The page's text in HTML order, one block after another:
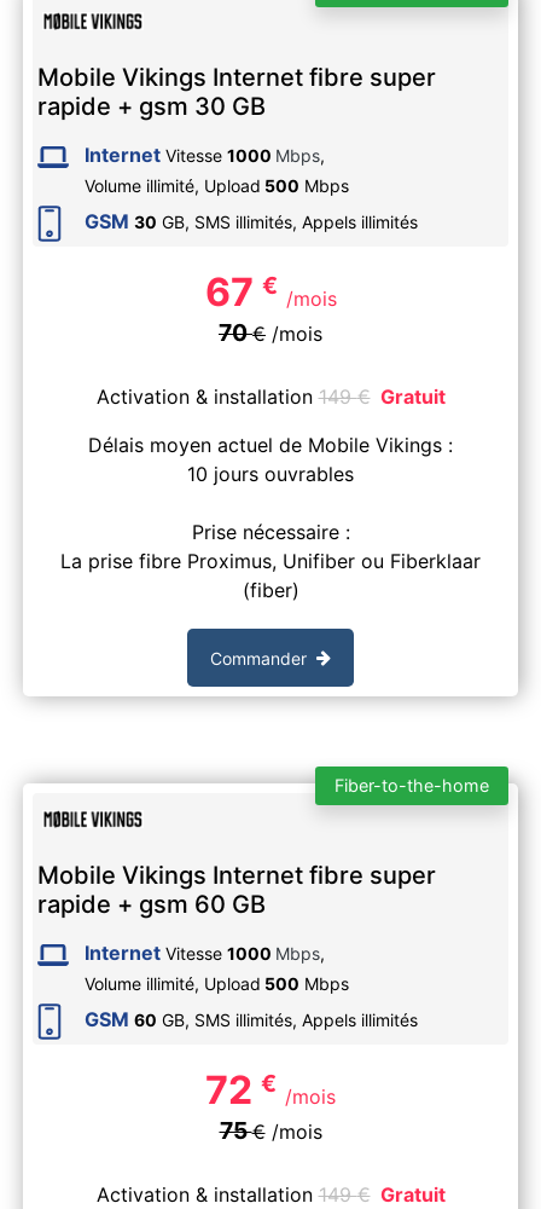
Mobile Vikings Internet fibre super
rapide + gsm 30 GB
Internet Vitesse 1000 Mbps,
Volume illimité, Upload 500 Mbps
GSM 30 GB, SMS illimités, Appels illimités
67 € /mois
70€ /mois
Activation & installation149€ Gratuit
Délais moyen actuel de Mobile Vikings :
10 jours ouvrables
Prise nécessaire :
La prise fibre Proximus, Unifiber ou Fiberklaar
(fiber)
Commander
Fiber-to-the-home
Mobile Vikings Internet fibre super
rapide + gsm 60 GB
Internet Vitesse 1000 Mbps,
Volume illimité, Upload 500 Mbps
GSM 60 GB, SMS illimités, Appels illimités
72 € /mois
75€/mois
Activation & installation149€ Gratuit